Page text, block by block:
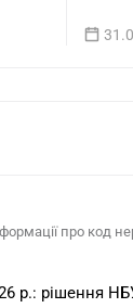
про код
р.: рішення